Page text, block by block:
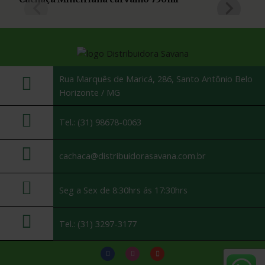
Rua Marquês de Maricá, 286, Santo Antônio Belo
Horizonte / MG
Tel.: (31) 98678-0063
cachaca@distribuidorasavana.com.br
Seg a Sex de 8:30hrs ás 17:30hrs
Tel.: (31) 3297-3177